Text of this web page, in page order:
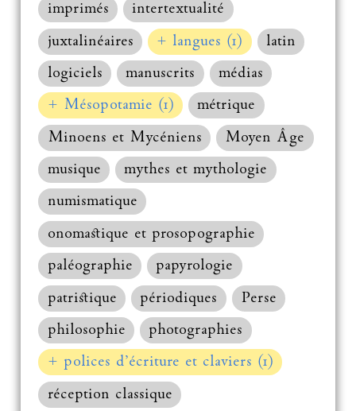
imprimés
intertextualité
juxtalinéaires
+ langues (1)
latin
logiciels
manuscrits
médias
+ Mésopotamie (1)
métrique
Minoens et Mycéniens
Moyen Âge
musique
mythes et mythologie
numismatique
onomastique et prosopographie
paléographie
papyrologie
patristique
périodiques
Perse
philosophie
photographies
+ polices d’écriture et claviers (1)
réception classique